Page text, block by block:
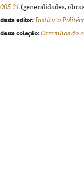
005.21 (generalidades,
deste editor: Instituto
desta coleção: Caminhos do